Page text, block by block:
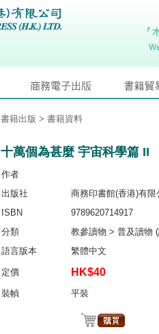
書籍出版 > 書籍資料
十萬個為甚麼 宇宙科學篇 II
作者
出版社
商務印書館(香港)有限
ISBN
9789620714917
分類
教參讀物 > 普及讀物
語言版本
繁體中文
定價 HK$40
裝幀 平裝